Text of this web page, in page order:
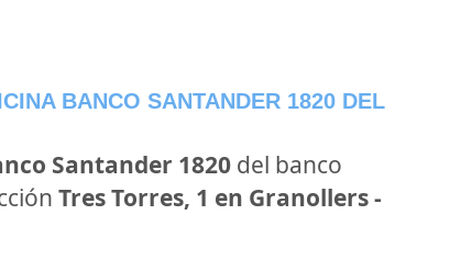
BANCO SANTANDER 1820 DEL
Santander 1820 del banco
Tres Torres, 1 en Granollers -